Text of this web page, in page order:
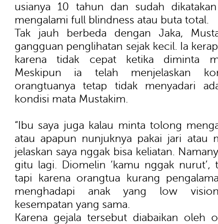
usianya 10 tahun dan sudah
mengalami full blindness atau buta total.
Tak jauh berbeda dengan Jaka,
gangguan penglihatan sejak kecil. Ia
karena tidak cepat ketika diminta
Meskipun ia telah menjelaskan
orangtuanya tetap tidak menyadari
kondisi mata Mustakim.
“Ibu saya juga kalau minta tolong
atau apapun nunjuknya pakai jari atau
jelaskan saya nggak bisa keliatan.
gitu lagi. Diomelin ‘kamu nggak nurut’,
tapi karena orangtua kurang
menghadapi anak yang low
kesempatan yang sama.
Karena gejala tersebut diabaikan oleh